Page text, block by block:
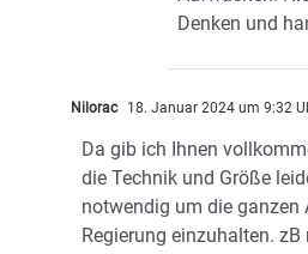
Denken und
Nilorac 18. Januar 2024 um 9:32
Da gib ich Ihnen
die Technik und Größe
notwendig um die ganzen
Regierung einzuhalten.